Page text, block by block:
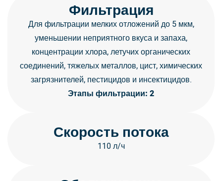
Фильтрация
Для фильтрации мелких отложений до 5 мкм,
уменьшении неприятного вкуса и запаха,
концентрации хлора, летучих органических
соединений, тяжелых металлов, цист, химических
загрязнителей, пестицидов и инсектицидов.
Этапы фильтрации: 2
Скорость потока
110 л/ч